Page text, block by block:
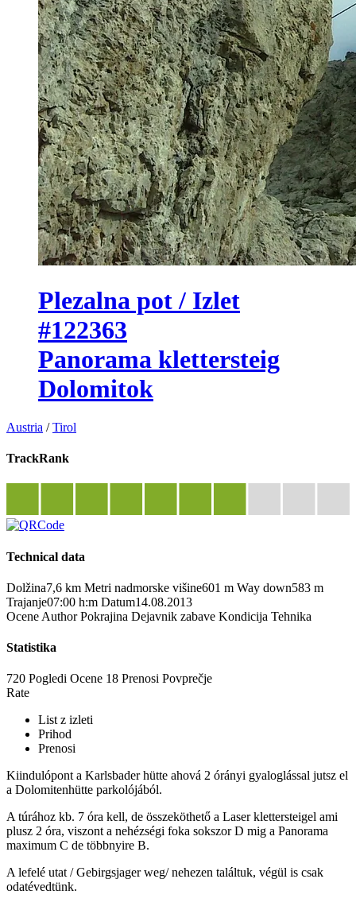
Plezalna pot / Izlet
#122363
Panorama klettersteig
Dolomitok
Austria /Tirol
TrackRank
Technical data
Dolžina7,6 km Metri nadmorske višine601 m Way down583 m
Trajanje07:00 h:m Datum14.08.2013
Ocene Author Pokrajina Dejavnik zabave Kondicija Tehnika
Statistika
720 Pogledi Ocene 18 Prenosi Povprečje
Rate
List z izleti
Prihod
Prenosi
Kiindulópont a Karlsbader hütte ahová 2 órányi gyaloglással jutsz el
a Dolomitenhütte parkolójából.
A túrához kb. 7 óra kell, de összeköthető a Laser klettersteigel ami
plusz 2 óra, viszont a nehézségi foka sokszor D mig a Panorama
maximum C de többnyire B.
A lefelé utat / Gebirgsjager weg/ nehezen találtuk, végül is csak
odatévedtünk.